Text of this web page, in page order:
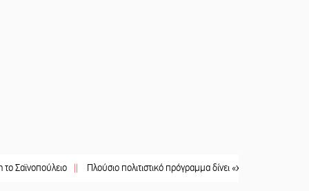
|| Πλούσιο πολιτιστικό πρόγραμμα δίνει «χρώμα» στον Αύγουστο του